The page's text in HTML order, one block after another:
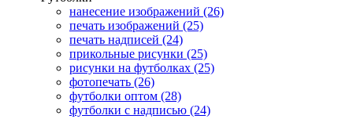
нанесение изображений (26)
печать изображений (25)
печать надписей (24)
прикольные рисунки (25)
рисунки на футболках (25)
фотопечать (26)
футболки оптом (28)
футболки с надписью (24)